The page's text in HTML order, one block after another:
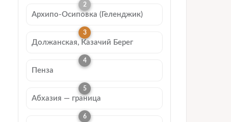
Архипо-Осиповка (Геленджик)
Должанская, Казачий Берег
Пенза
Абхазия — граница